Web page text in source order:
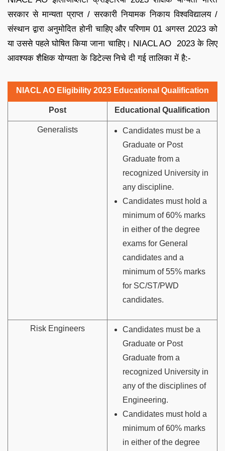
सरकार से मान्यता प्राप्त / सरकारी नियामक निकाय विश्वविद्यालय /
संस्थान द्वारा अनुमोदित होनी चाहिए और परिणाम 01 अगस्त 2023 को
या उससे पहले घोषित किया जाना चाहिए। NIACL AO 2023 के लिए
आवश्यक शैक्षिक योग्यता के डिटेल्स निचे दी गई तालिका में है:-
NIACL AO Eligibility 2023 Educational Qualification
Post Educational Qualification
Generalists
Candidates must be a
Graduate or Post
Graduate from a
recognized University in
any discipline.
Candidates must hold a
minimum of 60% marks
in either of the degree
exams for General
candidates and a
minimum of 55% marks
for SC/ST/PWD
candidates.
Risk Engineers
Candidates must be a
Graduate or Post
Graduate from a
recognized University in
any of the disciplines of
Engineering.
Candidates must hold a
minimum of 60% marks
in either of the degree